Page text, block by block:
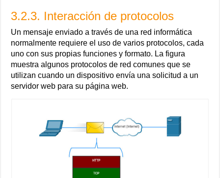
3.2.3. Interacción de protocolos
Un mensaje enviado a través de una red informática
normalmente requiere el uso de varios protocolos, cada
uno con sus propias funciones y formato. La figura
muestra algunos protocolos de red comunes que se
utilizan cuando un dispositivo envía una solicitud a un
servidor web para su página web.